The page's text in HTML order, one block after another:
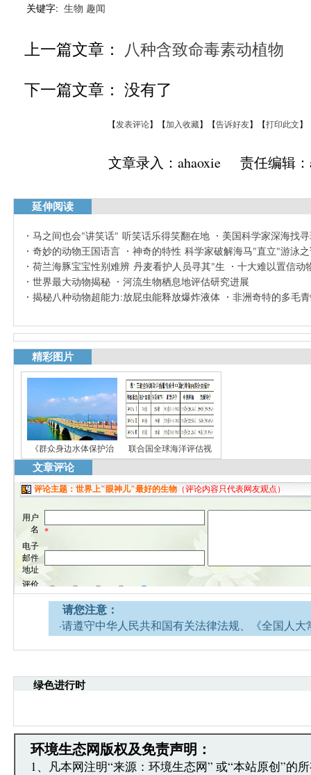
关键字: 生物 趣闻
上一篇文章： 八种含致命毒素动植物
下一篇文章： 没有了
【发表评论】【加入收藏】【告诉好友】【打印此文】
文章录入：ahaoxie 责任编辑
延伸阅读
马之间也会"讲笑话" 听笑话乐得笑翻在地
美国科学家深海找
奇妙的动物王国语言
神奇的特性 科学家破解海马"直立"游泳
荷兰海豚宝宝性别难辨 丹麦看护人员寻其"生
十大难以置信动
世界最大动物揭秘
河流生物栖息地评估研究进展
揭秘八种动物超能力:放屁虫能释放爆炸液体
非洲奇特的多毛
精彩图片
《群众身边水体保护治 联合国全球海洋评估视
文章评论
请您注意：
·请遵守中华人民共和国有关法律法规、《全国人
引起的法律责任。
·环境生态网文章跟帖管理员有权保留或删除其管辖
文章跟帖管理员反映。
绿色进行时
环境生态网版权及免责声明：
1、凡本网注明“来源：环境生态网” 或“本站原创”的